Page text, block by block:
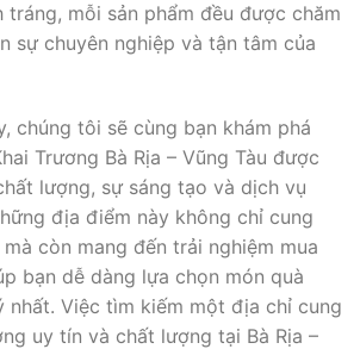
tráng, mỗi sản phẩm đều được chăm
sự chuyên nghiệp và tận tâm của
chúng tôi sẽ cùng bạn khám phá
Trương Bà Rịa – Vũng Tàu được
lượng, sự sáng tạo và dịch vụ
địa điểm này không chỉ cung
còn mang đến trải nghiệm mua
bạn dễ dàng lựa chọn món quà
nhất. Việc tìm kiếm một địa chỉ cung
uy tín và chất lượng tại Bà Rịa –